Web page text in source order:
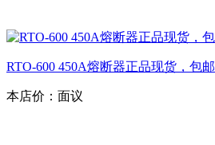
RTO-600 450A熔断器正品现货，包邮
本店价： 面议